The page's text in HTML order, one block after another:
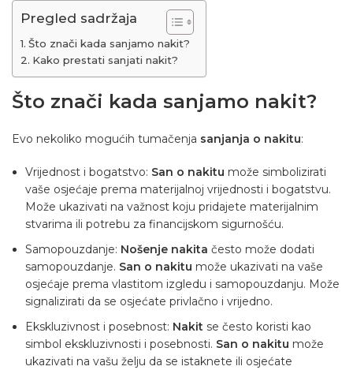
Pregled sadržaja
Što znači kada sanjamo nakit?
Kako prestati sanjati nakit?
Što znači kada sanjamo nakit?
Evo nekoliko mogućih tumačenja sanjanja o nakitu:
Vrijednost i bogatstvo: San o nakitu može simbolizirati
vaše osjećaje prema materijalnoj vrijednosti i bogatstvu.
Može ukazivati na važnost koju pridajete materijalnim
stvarima ili potrebu za financijskom sigurnošću.
Samopouzdanje: Nošenje nakita često može dodati
samopouzdanje. San o nakitu može ukazivati na vaše
osjećaje prema vlastitom izgledu i samopouzdanju. Može
signalizirati da se osjećate privlačno i vrijedno.
Ekskluzivnost i posebnost: Nakit se često koristi kao
simbol ekskluzivnosti i posebnosti. San o nakitu može
ukazivati na vašu želju da se istaknete ili osjećate